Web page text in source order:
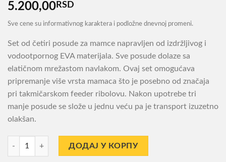
5.200,00RSD
Sve cene su informativnog karaktera i podložne dnevnoj promeni.
Set od četiri posude za mamce napravljen od izdržljivog i
vodootpornog EVA materijala. Sve posude dolaze sa
elatičnom mrežastom navlakom. Ovaj set omogućava
pripremanje više vrsta mamaca što je posebno od značaja
pri takmičarskom feeder ribolovu. Nakon upotrebe tri
manje posude se slože u jednu veću pa je transport izuzetno
olakšan.
Torba sa Posudama Eva Dam Detek Set za Mamce количина
ДОДАЈ У КОРПУ